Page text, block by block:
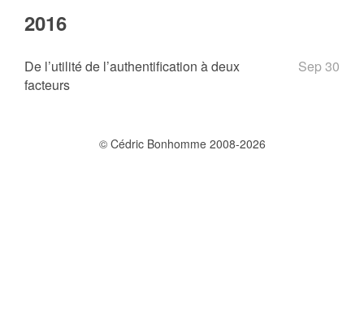
2016
De l’utilité de l’authentification à deux
facteurs
Sep 30
© Cédric Bonhomme 2008-2026